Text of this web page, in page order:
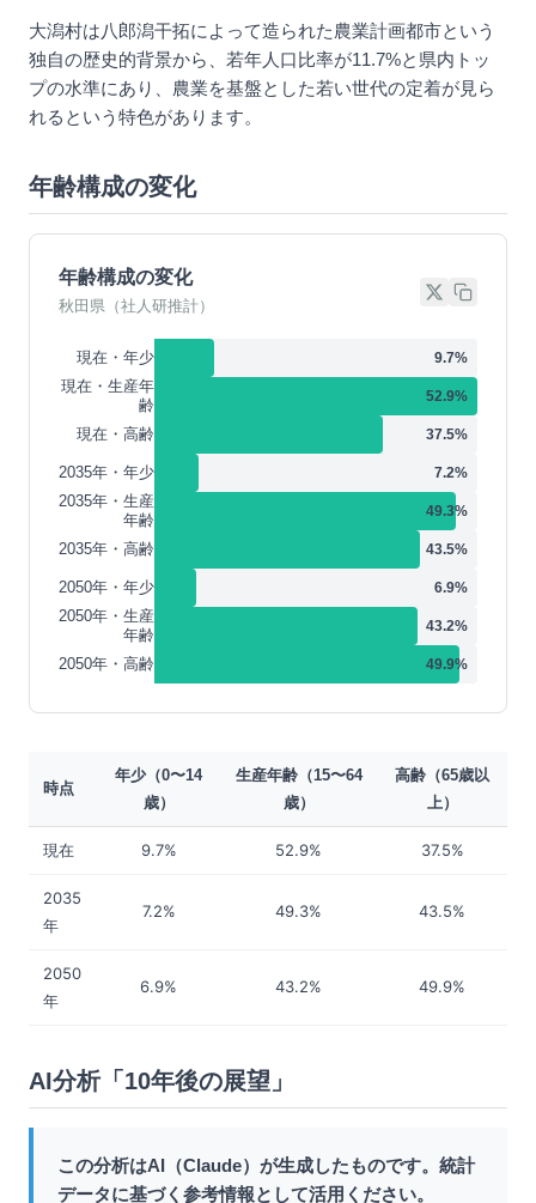
大潟村は八郎潟干拓によって造られた農業計画都市という
独自の歴史的背景から、若年人口比率が11.7%と県内トッ
プの水準にあり、農業を基盤とした若い世代の定着が見ら
れるという特色があります。
年齢構成の変化
年齢構成の変化
秋田県（社人研推計）
現在・年少 9.7%
現在・生産年
齢
52.9%
現在・高齢 37.5%
2035年・年少 7.2%
2035年・生産
年齢
49.3%
2035年・高齢 43.5%
2050年・年少 6.9%
2050年・生産
年齢
43.2%
2050年・高齢 49.9%
時点
年少（0〜14
歳）
生産年齢（15〜64
歳）
高齢（65歳以
上）
現在 9.7% 52.9% 37.5%
2035
年
7.2% 49.3% 43.5%
2050
年
6.9% 43.2% 49.9%
AI分析「10年後の展望」
この分析はAI（Claude）が生成したものです。統計
データに基づく参考情報として活用ください。